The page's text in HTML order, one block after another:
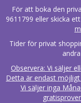
För att boka den
9611799 eller skicka
Tider för privat
Observera: Vi säljer
Detta är endast
Vi säljer inga